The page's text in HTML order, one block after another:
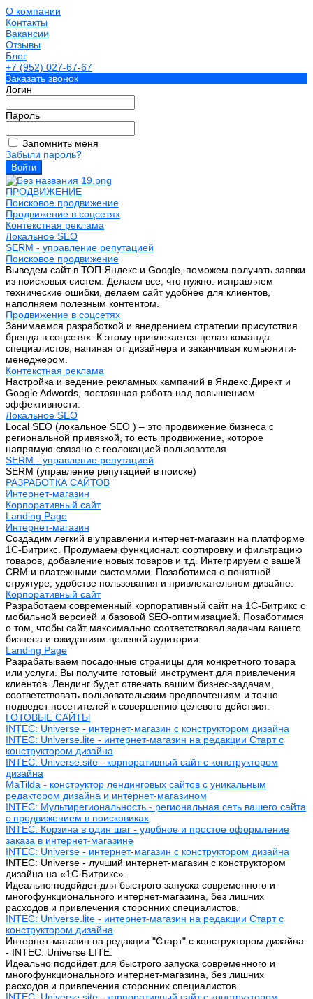
О компании
Контакты
Вакансии
Отзывы
Блог
+7 (952) 027-67-67
Заказать звонок
Логин
Пароль
Запомнить меня
Забыли пароль?
ПРОДВИЖЕНИЕ
Поисковое продвижение
Продвижение в соцсетях
Контекстная реклама
Локальное SEO
SERM - управление репутацией
Поисковое продвижение
Выведем сайт в ТОП Яндекс и Google, поможем получать заявки
из поисковых систем. Делаем все, что нужно: исправляем
технические ошибки, делаем сайт удобнее для клиентов,
наполняем полезным контентом.
Продвижение в соцсетях
Занимаемся разработкой и внедрением стратегии присутствия
бренда в соцсетях. К этому привлекается целая команда
специалистов, начиная от дизайнера и заканчивая комьюнити-
менеджером.
Контекстная реклама
Настройка и ведение рекламных кампаний в Яндекс.Директ и
Google Adwords, постоянная работа над повышением
эффективности.
Локальное SEO
Local SEO (локальное SEO ) – это продвижение бизнеса с
региональной привязкой, то есть продвижение, которое
напрямую связано с геолокацией пользователя.
SERM - управление репутацией
SERM (управление репутацией в поиске)
РАЗРАБОТКА САЙТОВ
Интернет-магазин
Корпоративный сайт
Landing Page
Интернет-магазин
Создадим легкий в управлении интернет-магазин на платформе
1С-Битрикс. Продумаем функционал: сортировку и фильтрацию
товаров, добавление новых товаров и т.д. Интегрируем с вашей
CRM и платежными системами. Позаботимся о понятной
структуре, удобстве пользования и привлекательном дизайне.
Корпоративный сайт
Разработаем современный корпоративный сайт на 1С-Битрикс с
мобильной версией и базовой SEO-оптимизацией. Позаботимся
о том, чтобы сайт максимально соответствовал задачам вашего
бизнеса и ожиданиям целевой аудитории.
Landing Page
Разрабатываем посадочные страницы для конкретного товара
или услуги. Вы получите готовый инструмент для привлечения
клиентов. Лендинг будет отвечать вашим бизнес-задачам,
соответствовать пользовательским предпочтениям и точно
подведет посетителей к совершению целевого действия.
ГОТОВЫЕ САЙТЫ
INTEC: Universe - интернет-магазин с конструктором дизайна
INTEC: Universe.lite - интернет-магазин на редакции Старт с
конструктором дизайна
INTEC: Universe.site - корпоративный сайт с конструктором
дизайна
MaTilda - конструктор лендинговых сайтов с уникальным
редактором дизайна и интернет-магазином
INTEC: Мультирегиональность - региональная сеть вашего сайта
с продвижением в поисковиках
INTEC: Корзина в один шаг - удобное и простое оформление
заказа в интернет-магазине
INTEC: Universe - интернет-магазин с конструктором дизайна
INTEC: Universe - лучший интернет-магазин с конструктором
дизайна на «1C-Битрикс».
Идеально подойдет для быстрого запуска современного и
многофункционального интернет-магазина, без лишних
расходов и привлечения сторонних специалистов.
INTEC: Universe.lite - интернет-магазин на редакции Старт с
конструктором дизайна
Интернет-магазин на редакции "Старт" с конструктором дизайна
- INTEC: Universe LITE.
Идеально подойдет для быстрого запуска современного и
многофункционального интернет-магазина, без лишних
расходов и привлечения сторонних специалистов.